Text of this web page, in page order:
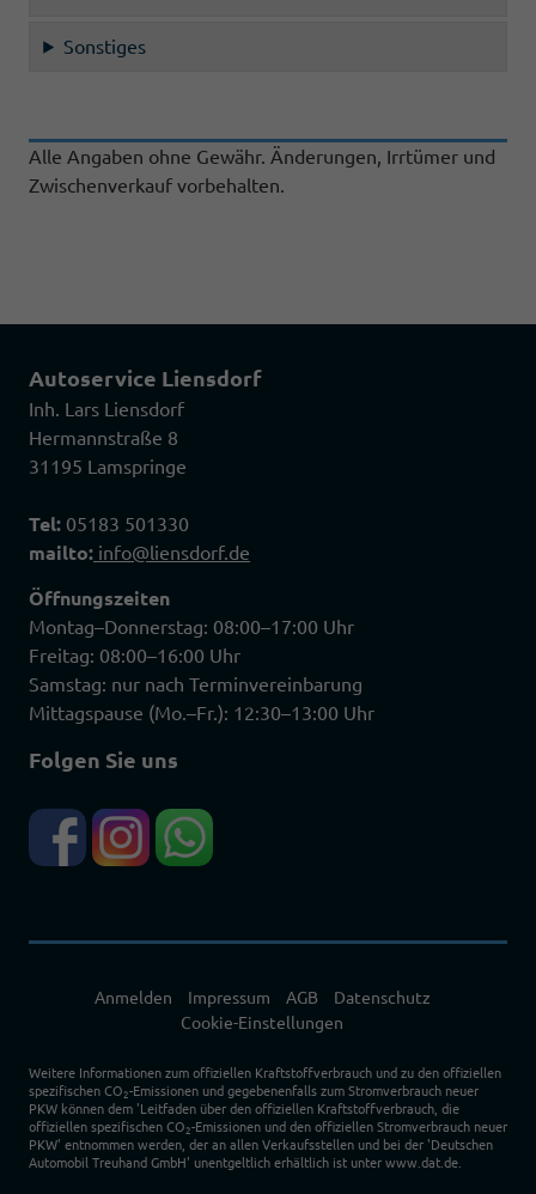
Sonstiges
Alle Angaben ohne Gewähr. Änderungen, Irrtümer und
Zwischenverkauf vorbehalten.
Autoservice Liensdorf
Inh. Lars Liensdorf
Hermannstraße 8
31195 Lamspringe
Tel: 05183 501330
mailto: info@liensdorf.de
Öffnungszeiten
Montag–Donnerstag: 08:00–17:00 Uhr
Freitag: 08:00–16:00 Uhr
Samstag: nur nach Terminvereinbarung
Mittagspause (Mo.–Fr.): 12:30–13:00 Uhr
Folgen Sie uns
Anmelden Impressum AGB
Datenschutz
Cookie-Einstellungen
Weitere Informationen zum offiziellen Kraftstoffverbrauch und zu den offiziellen
spezifischen CO2-Emissionen und gegebenenfalls zum Stromverbrauch neuer
PKW können dem 'Leitfaden über den offiziellen Kraftstoffverbrauch, die
offiziellen spezifischen CO2-Emissionen und den offiziellen Stromverbrauch neuer
PKW' entnommen werden, der an allen Verkaufsstellen und bei der 'Deutschen
Automobil Treuhand GmbH' unentgeltlich erhältlich ist unter www.dat.de.